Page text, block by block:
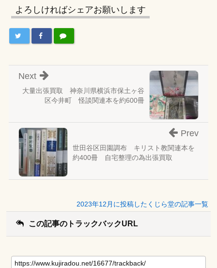
よろしければシェアお願いします
大量出張買取 神奈川県横浜市保土ヶ谷
区今井町 怪談関連本を約600冊
Next
世田谷区田園調布 キリスト教関連本を
約400冊 自宅整理の為出張買取
Prev
2023年12月に投稿したくじら堂の記事一覧
この記事のトラックバックURL